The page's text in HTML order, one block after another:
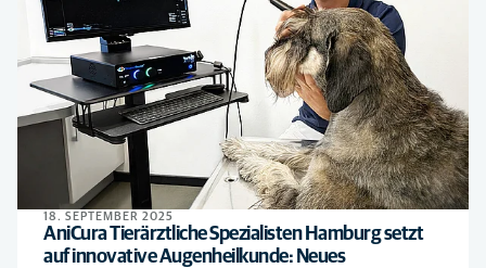
18. SEPTEMBER 2025
AniCura Tierärztliche Spezialisten Hamburg setzt
auf innovative Augenheilkunde: Neues